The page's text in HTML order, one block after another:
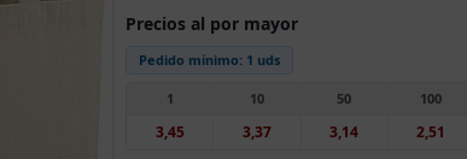
Precios al por mayor
Pedido mínimo: 1 uds
1
3,45
10
3,37
50
3,14
100
2,51